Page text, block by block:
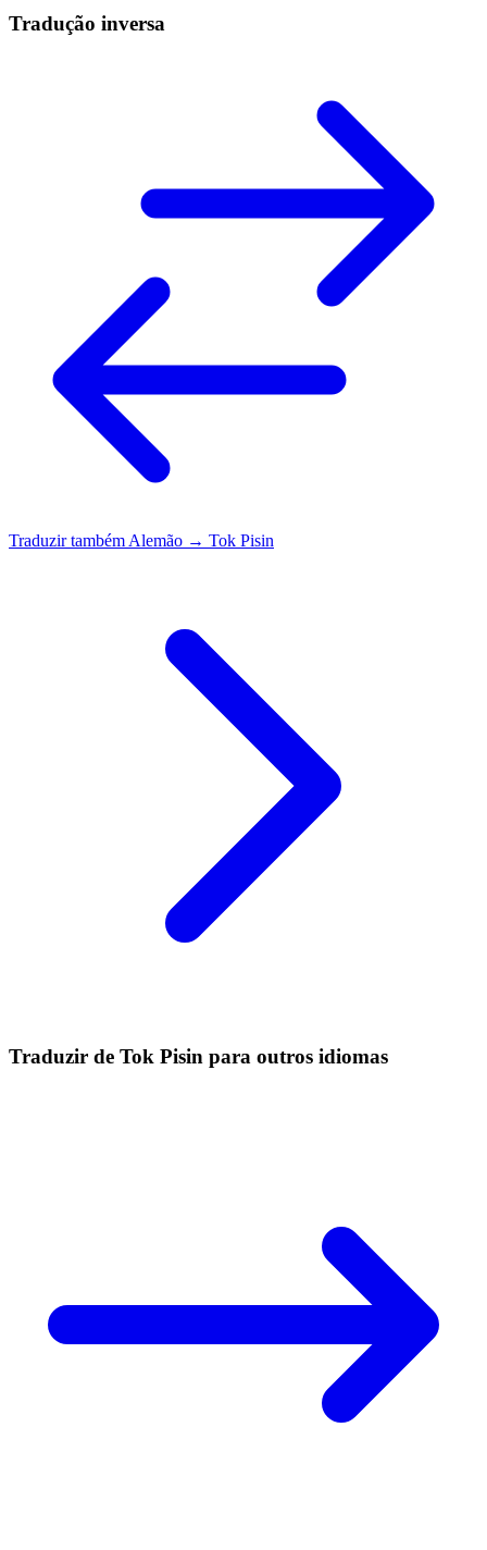
Tradução inversa
Traduzir também Alemão → Tok Pisin
Traduzir de Tok Pisin para outros idiomas